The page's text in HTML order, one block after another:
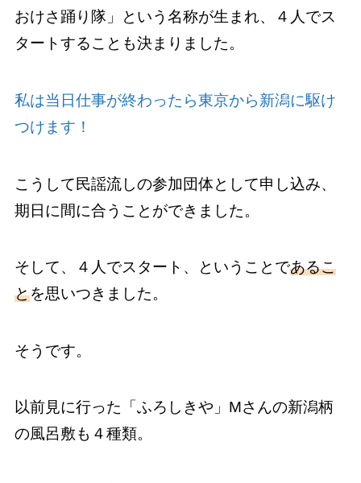
おけさ踊り隊」という名称が生まれ、４人でス
タートすることも決まりました。
私は当日仕事が終わったら東京から新潟に駆け
つけます！
こうして民謡流しの参加団体として申し込み、
期日に間に合うことができました。
そして、４人でスタート、ということであるこ
とを思いつきました。
そうです。
以前見に行った「ふろしきや」Mさんの新潟柄
の風呂敷も４種類。